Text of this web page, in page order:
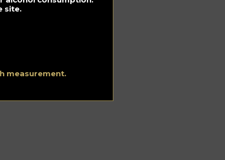
site.
measurement.